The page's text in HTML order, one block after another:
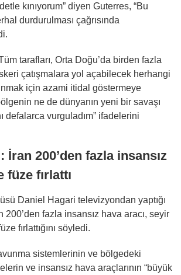
kınıyorum” diyen Guterres, “Bu
durdurulması çağrısında
tarafları, Orta Doğu’da birden fazla
çatışmalara yol açabilecek herhangi
için azami itidal göstermeye
ne de dünyanın yeni bir savaşı
defalarca vurguladım” ifadelerini
200’den fazla insansız
füze fırlattı
Daniel Hagari televizyondan yaptığı
200’den fazla insansız hava aracı, seyir
fırlattığını söyledi.
sistemlerinin ve bölgedeki
ve insansız hava araçlarının “büyük